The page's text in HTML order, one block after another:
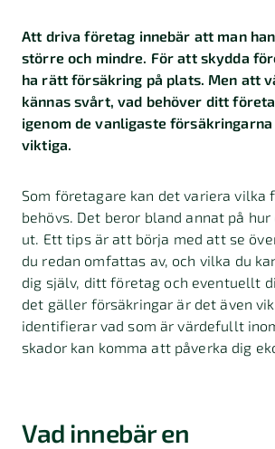
Att driva företag innebär att man
större och mindre. För att skydda
ha rätt försäkring på plats. Men att
kännas svårt, vad behöver ditt
igenom de vanligaste
viktiga.
Som företagare kan det variera vilka
behövs. Det beror bland annat på
ut. Ett tips är att börja med att se
du redan omfattas av, och vilka du
dig själv, ditt företag och eventuellt
det gäller försäkringar är det även
identifierar vad som är värdefullt
skador kan komma att påverka dig
Vad innebär en